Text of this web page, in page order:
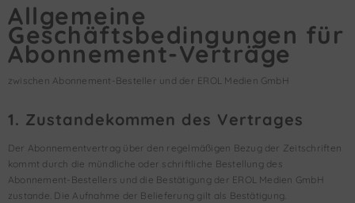
Allgemeine
Geschäftsbedingungen für
Abonnement-Verträge
zwischen Abonnement-Besteller und der EROL Medien GmbH
1. Zustandekommen des Vertrages
Der Abonnementvertrag über den regelmäßigen Bezug der Zeitschriften
kommt durch die mündliche oder schriftliche Bestellung des
Abonnement-Bestellers und die Bestätigung der EROL Medien GmbH
zustande. Die Aufnahme der Belieferung gilt als Bestätigung.